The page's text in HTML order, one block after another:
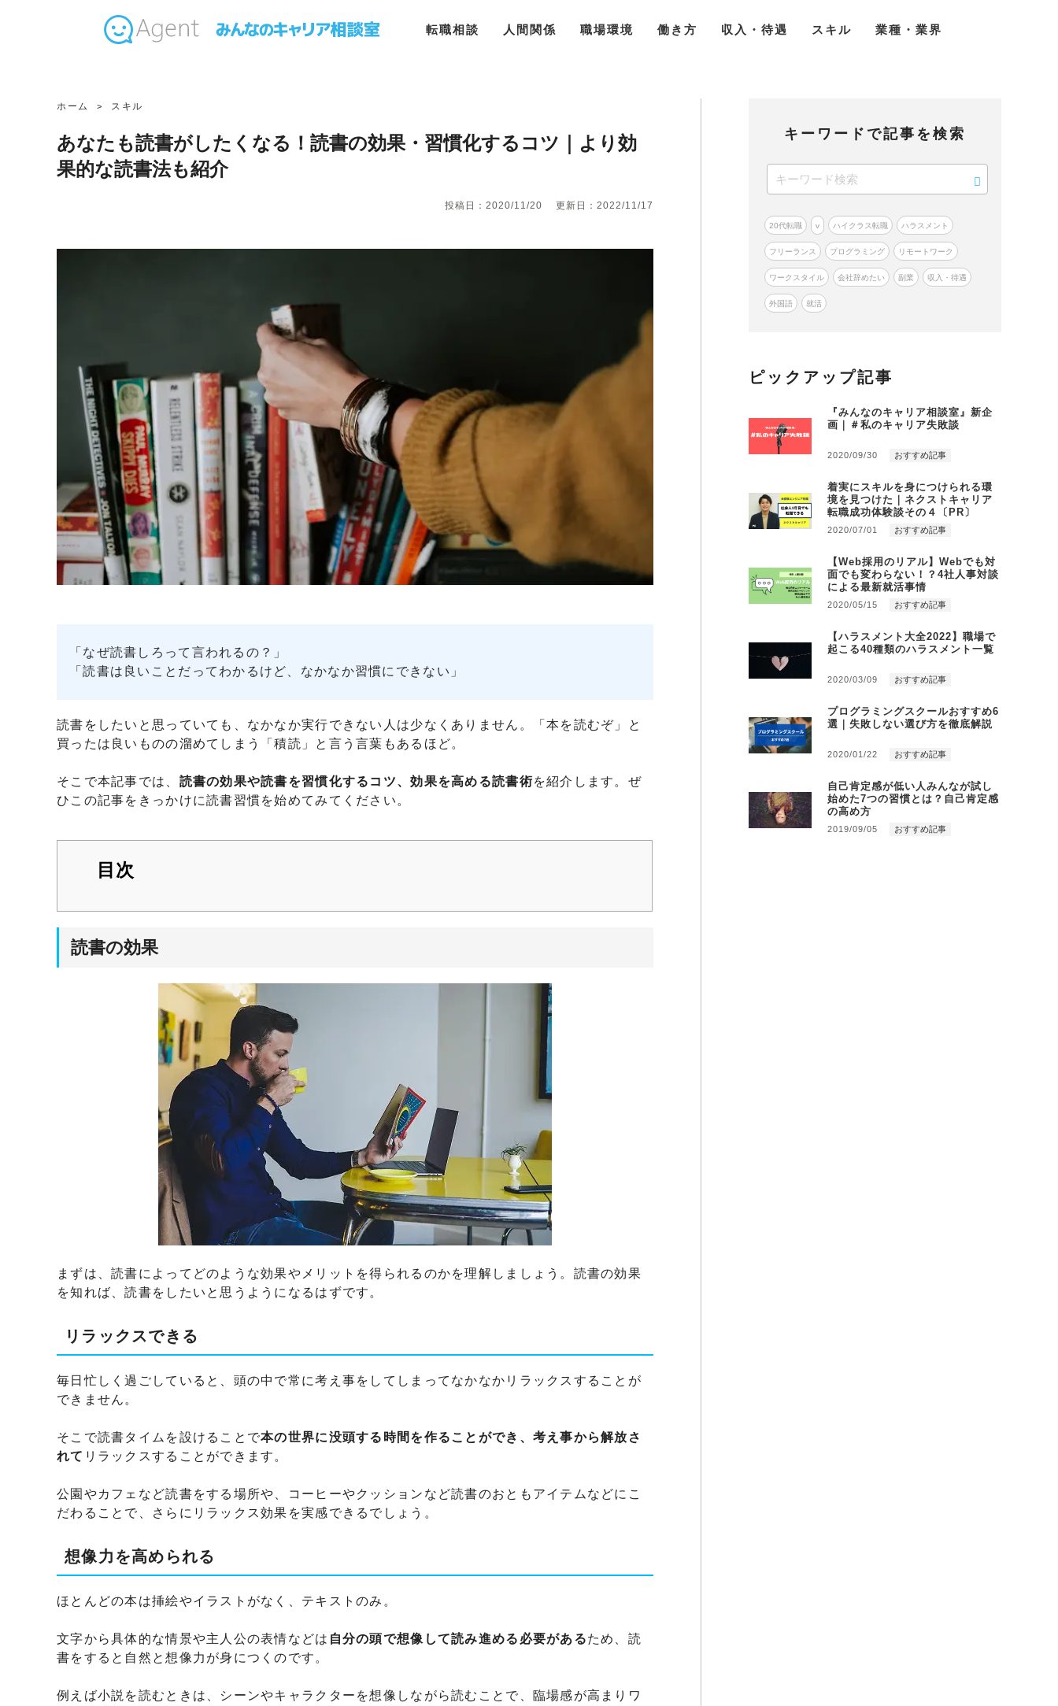
転職相談 人間関係 職場環境 働き方 収入・待遇 スキル 業種・業界
ホーム スキル
あなたも読書がしたくなる！読書の効果・習慣化するコツ｜より効
果的な読書法も紹介
投稿日：2020/11/20 更新日：2022/11/17
「なぜ読書しろって言われるの？」
「読書は良いことだってわかるけど、なかなか習慣にできない」
読書をしたいと思っていても、なかなか実行できない人は少なくありません。「本を読むぞ」と
買ったは良いものの溜めてしまう「積読」と言う言葉もあるほど。
そこで本記事では、 読書の効果や読書を習慣化するコツ、効果を高める読書術を紹介します。ぜ
ひこの記事をきっかけに読書習慣を始めてみてください。
目次
読書の効果
まずは、読書によってどのような効果やメリットを得られるのかを理解しましょう。読書の効果
を知れば、読書をしたいと思うようになるはずです。
リラックスできる
毎日忙しく過ごしていると、頭の中で常に考え事をしてしまってなかなかリラックスすることが
できません。
そこで読書タイムを設けることで本の世界に没頭する時間を作ることができ、考え事から解放さ
れて リラックスすることができます。
公園やカフェなど読書をする場所や、コーヒーやクッションなど読書のおともアイテムなどにこ
だわることで、さらにリラックス効果を実感できるでしょう。
想像力を高められる
ほとんどの本は挿絵やイラストがなく、テキストのみ。
文字から具体的な情景や主人公の表情などは 自分の頭で想像して読み進める必要があるため、読
書をすると自然と想像力が身につくのです。
例えば小説を読むときは、シーンやキャラクターを想像しながら読むことで、臨場感が高まりワ
キーワードで記事を検索
20代転職 v ハイクラス転職 ハラスメント
フリーランス プログラミング リモートワーク
ワークスタイル 会社辞めたい 副業 収入・待遇
外国語 就活
ピックアップ記事
『みんなのキャリア相談室』新企
画｜＃私のキャリア失敗談
2020/09/30 おすすめ記事
着実にスキルを身につけられる環
境を見つけた｜ネクストキャリア
転職成功体験談その４〔PR〕
2020/07/01 おすすめ記事
【Web採用のリアル】Webでも対
面でも変わらない！？4社人事対談
による最新就活事情
2020/05/15 おすすめ記事
【ハラスメント大全2022】職場で
起こる40種類のハラスメント一覧
2020/03/09 おすすめ記事
プログラミングスクールおすすめ6
選｜失敗しない選び方を徹底解説
2020/01/22 おすすめ記事
自己肯定感が低い人みんなが試し
始めた7つの習慣とは？自己肯定感
の高め方
2019/09/05 おすすめ記事